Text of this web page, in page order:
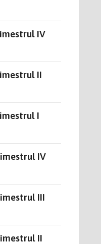
IV
II
I
IV
III
II